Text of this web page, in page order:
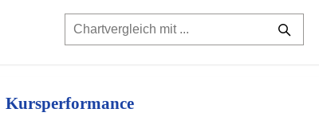
Kursperformance